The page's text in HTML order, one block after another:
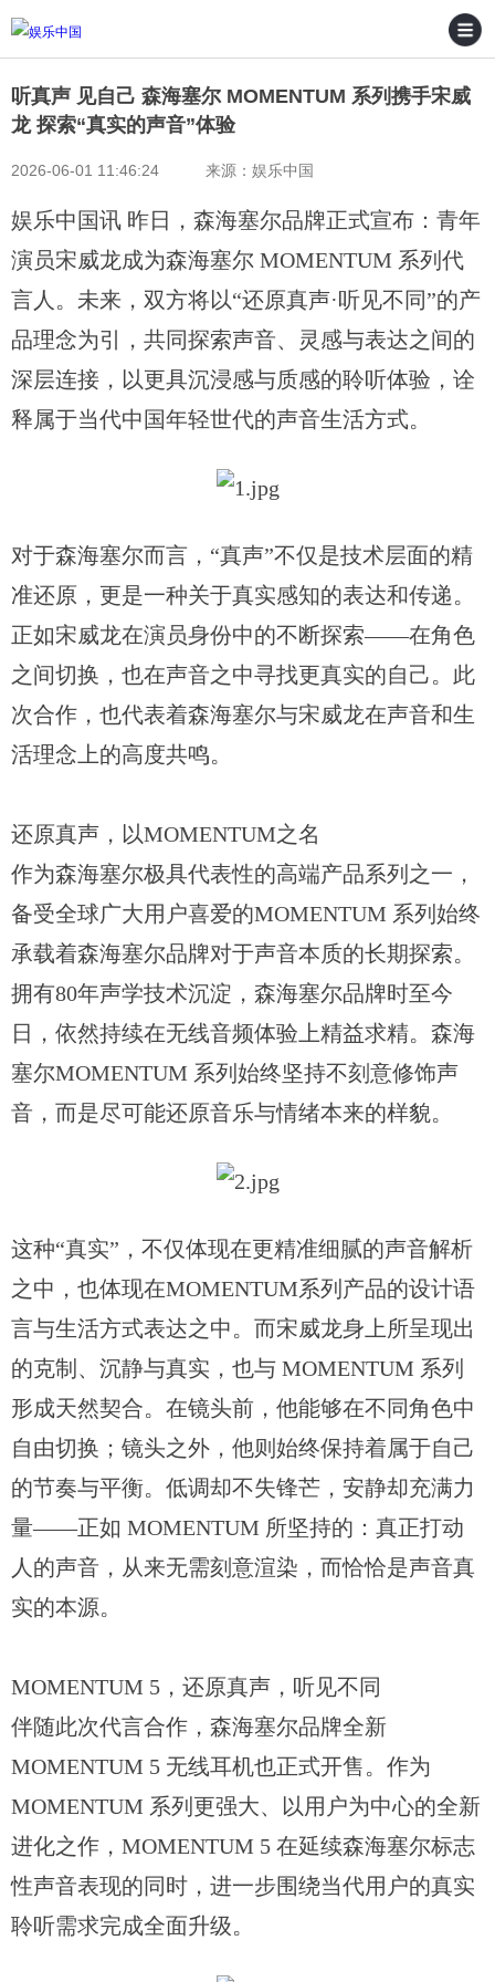
听真声 见自己 森海塞尔 MOMENTUM 系列携手宋威
龙 探索“真实的声音”体验
2026-06-01 11:46:24 来源：娱乐中国
娱乐中国讯 昨日，森海塞尔品牌正式宣布：青年
演员宋威龙成为森海塞尔 MOMENTUM 系列代
言人。未来，双方将以“还原真声·听见不同”的产
品理念为引，共同探索声音、灵感与表达之间的
深层连接，以更具沉浸感与质感的聆听体验，诠
释属于当代中国年轻世代的声音生活方式。
对于森海塞尔而言， “真声”不仅是技术层面的精
准还原，更是一种关于真实感知的表达和传递。
正如宋威龙在演员身份中的不断探索——在角色
之间切换，也在声音之中寻找更真实的自己。此
次合作，也代表着森海塞尔与宋威龙在声音和生
活理念上的高度共鸣。
还原真声，以MOMENTUM之名
作为森海塞尔极具代表性的高端产品系列之一，
备受全球广大用户喜爱的MOMENTUM 系列始终
承载着森海塞尔品牌对于声音本质的长期探索。
拥有80年声学技术沉淀，森海塞尔品牌时至今
日，依然持续在无线音频体验上精益求精。森海
塞尔MOMENTUM 系列始终坚持不刻意修饰声
音，而是尽可能还原音乐与情绪本来的样貌。
这种“真实”，不仅体现在更精准细腻的声音解析
之中，也体现在MOMENTUM系列产品的设计语
言与生活方式表达之中。而宋威龙身上所呈现出
的克制、沉静与真实，也与 MOMENTUM 系列
形成天然契合。在镜头前，他能够在不同角色中
自由切换；镜头之外，他则始终保持着属于自己
的节奏与平衡。低调却不失锋芒，安静却充满力
量——正如 MOMENTUM 所坚持的：真正打动
人的声音，从来无需刻意渲染，而恰恰是声音真
实的本源。
MOMENTUM 5，还原真声，听见不同
伴随此次代言合作，森海塞尔品牌全新
MOMENTUM 5 无线耳机也正式开售。作为
MOMENTUM 系列更强大、以用户为中心的全新
进化之作，MOMENTUM 5 在延续森海塞尔标志
性声音表现的同时，进一步围绕当代用户的真实
聆听需求完成全面升级。